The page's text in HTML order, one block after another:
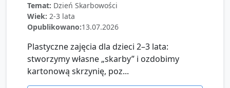
Temat: Dzień Skarbowości
Wiek: 2-3 lata
Opublikowano:13.07.2026
Plastyczne zajęcia dla dzieci 2–3 lata:
stworzymy własne „skarby” i ozdobimy
kartonową skrzynię, poz...